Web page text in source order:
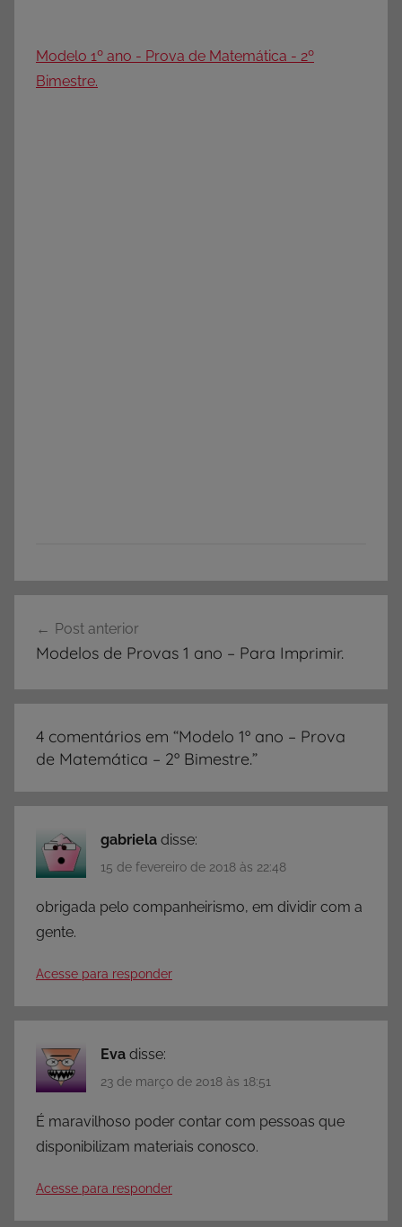
Modelo 1º ano - Prova de Matemática - 2º
Bimestre.
de
Post anterior
Modelos de Provas 1 ano – Para Imprimir.
4 comentários em “Modelo 1º ano – Prova
de Matemática – 2º Bimestre.”
gabriela disse:
15 de fevereiro de 2018 às 22:48
obrigada pelo companheirismo, em dividir com a
gente.
Acesse para responder
Eva disse:
23 de março de 2018 às 18:51
É maravilhoso poder contar com pessoas que
disponibilizam materiais conosco.
Acesse para responder